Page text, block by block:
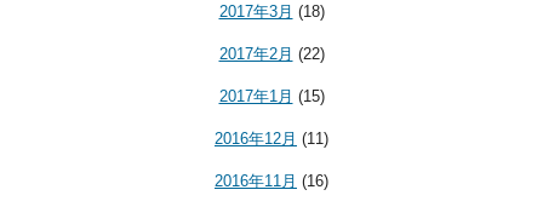
2017年3月 (18)
2017年2月 (22)
2017年1月 (15)
2016年12月 (11)
2016年11月 (16)